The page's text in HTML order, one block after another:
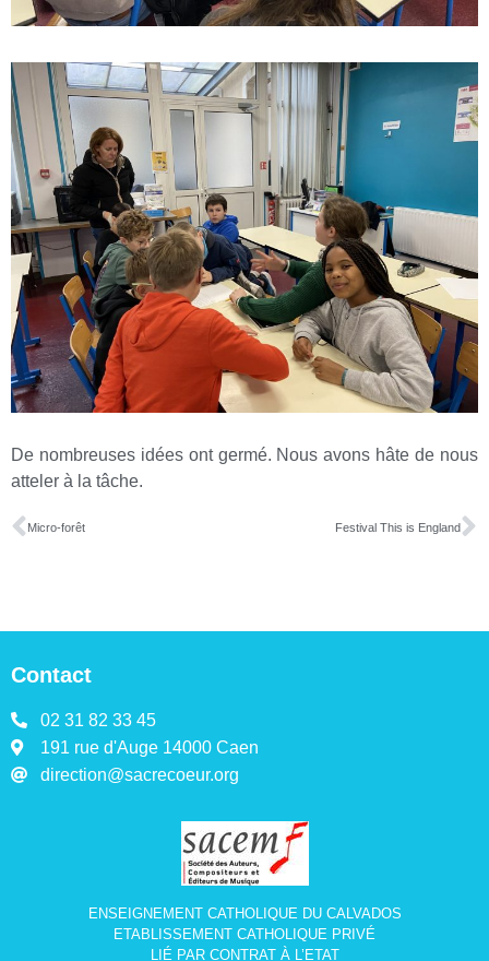
De nombreuses idées ont germé. Nous avons hâte de nous
atteler à la tâche.
Micro-forêt Festival This is England
Contact
02 31 82 33 45
191 rue d'Auge 14000 Caen
direction@sacrecoeur.org
ENSEIGNEMENT CATHOLIQUE DU CALVADOS
ETABLISSEMENT CATHOLIQUE PRIVÉ
LIÉ PAR CONTRAT À L’ETAT